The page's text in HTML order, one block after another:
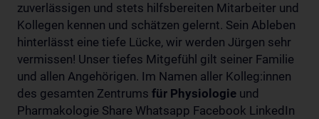
zuverlässigen und stets hilfsbereiten Mitarbeiter und
Kollegen kennen und schätzen gelernt. Sein Ableben
hinterlässt eine tiefe Lücke, wir werden Jürgen sehr
vermissen! Unser tiefes Mitgefühl gilt seiner Familie
und allen Angehörigen. Im Namen aller Kolleg:innen
des gesamten Zentrums für Physiologie und
Pharmakologie Share Whatsapp Facebook LinkedIn